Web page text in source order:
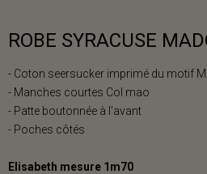
ROBE SYRACUSE
- Coton seersucker imprimé du motif
- Manches courtes Col mao
- Patte boutonnée à l'avant
- Poches côtés
Elisabeth mesure 1m70